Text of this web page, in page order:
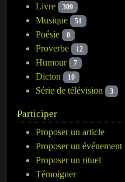
Livre 309
Musique 51
Poésie 0
Proverbe 12
Humour 7
Dicton 10
Série de télévision 3
Participer
Proposer un article
Proposer un événement
Proposer un rituel
Témoigner